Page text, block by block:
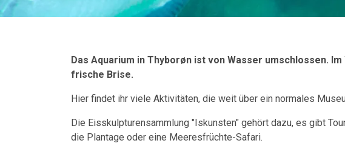
Das Aquarium in Thyborøn ist von Wasser umschlossen.
frische Brise.
Hier findet ihr viele Aktivitäten, die weit über ein normales
Die Eisskulpturensammlung "Iskunsten" gehört dazu, es gibt
die Plantage oder eine Meeresfrüchte-Safari.